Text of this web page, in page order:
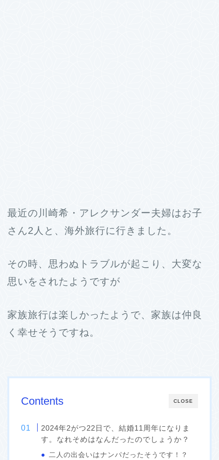
最近の川崎希・アレクサンダー夫婦はお子
さん2人と、海外旅行に行きました。
その時、思わぬトラブルが起こり、大変な
思いをされたようですが
家族旅行は楽しかったようで、家族は仲良
く幸せそうですね。
CLOSE
Contents
2024年2がつ22日で、結婚11周年になりま
す。なれそめはなんだったのでしょうか？
二人の出会いはナンパだったそうです！？